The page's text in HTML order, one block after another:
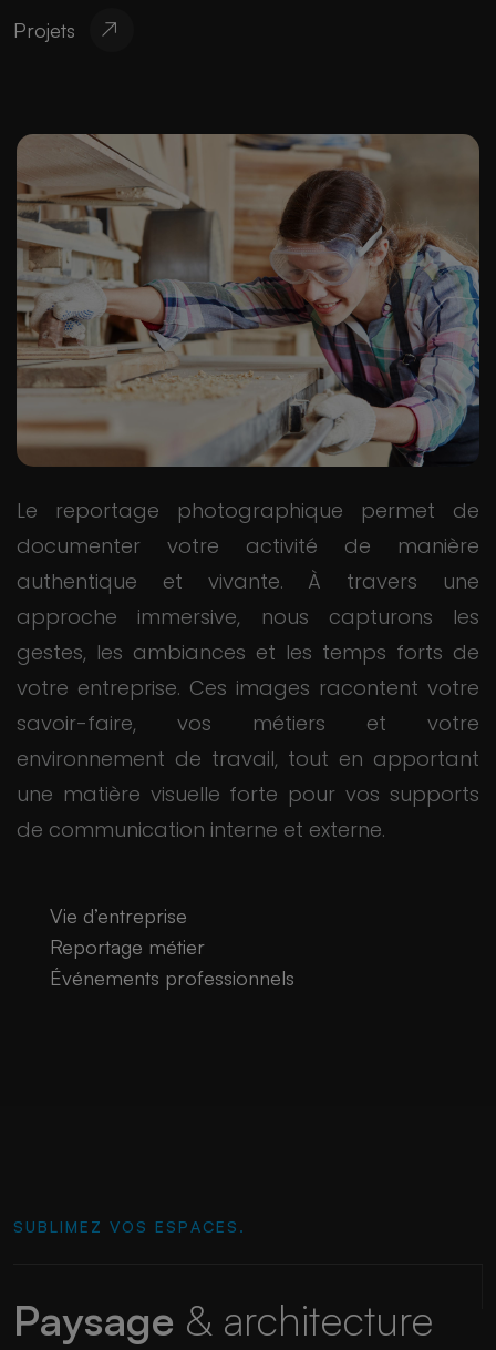
Projets
Le reportage photographique permet de
documenter votre activité de manière
authentique et vivante. À travers une
approche immersive, nous capturons les
gestes, les ambiances et les temps forts de
votre entreprise. Ces images racontent votre
savoir-faire, vos métiers et votre
environnement de travail, tout en apportant
une matière visuelle forte pour vos supports
de communication interne et externe.
Vie d’entreprise
Reportage métier
Événements professionnels
SUBLIMEZ VOS ESPACES.
Paysage & architecture